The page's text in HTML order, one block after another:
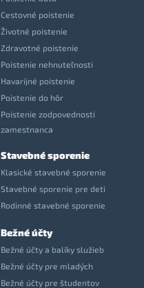
Cestovné poistenie
Životné poistenie
Zdravotné poistenie
Poistenie nehnuteľnosti
Havarijné poistenie
Poistenie do hôr
Poistenie zodpovednosti
zamestnanca
Stavebné sporenie
Klasické stavebné sporenie
Stavebné sporenie pre deti
Rodinné stavebné sporenie
Bežné účty
Bežné účty a balíky služieb
Bežné účty pre mladých
Bežné účty pre študentov